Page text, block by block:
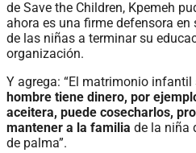
de Save the Children, Kpemeh
ahora es una firme defensora
de las niñas a terminar su
organización.
Y agrega: “El matrimonio infantil
hombre tiene dinero, por
aceitera, puede cosecharlos,
mantener a la familia de la niña
de palma”.